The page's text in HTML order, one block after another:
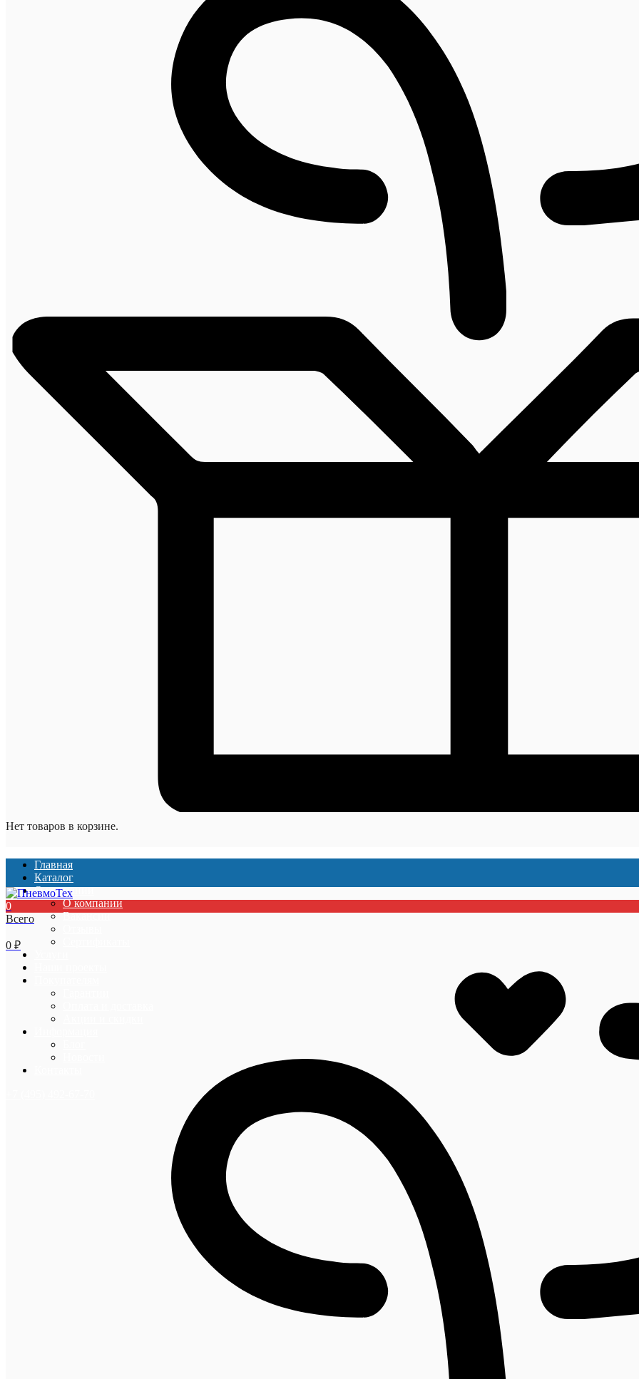
Нет товаров в корзине.
Главная
Каталог
О компании
О компании
Вакансии
0
Всего
0 ₽